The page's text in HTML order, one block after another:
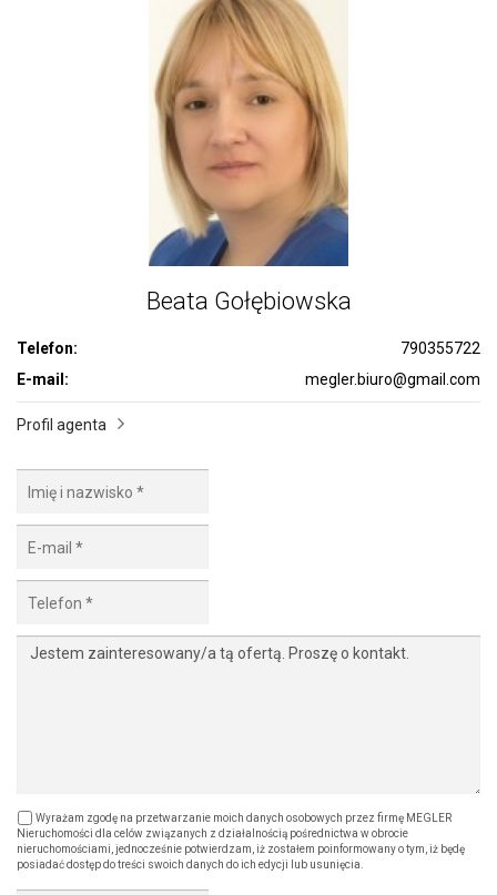
Beata Gołębiowska
Telefon:
790355722
E-mail:
megler.biuro@gmail.com
Profil agenta
Wyrażam zgodę na przetwarzanie moich danych osobowych przez firmę MEGLER
Nieruchomości dla celów związanych z działalnością pośrednictwa w obrocie
nieruchomościami, jednocześnie potwierdzam, iż zostałem poinformowany o tym, iż będę
posiadać dostęp do treści swoich danych do ich edycji lub usunięcia.